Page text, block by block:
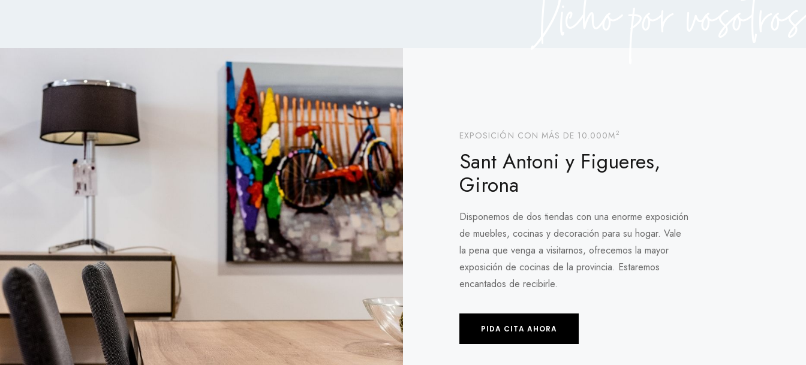
EXPOSICIÓN CON MÁS DE 10.000M2
Sant Antoni y Figueres,
Girona
Disponemos de dos tiendas con una enorme exposición
de muebles, cocinas y decoración para su hogar. Vale
la pena que venga a visitarnos, ofrecemos la mayor
exposición de cocinas de la provincia. Estaremos
encantados de recibirle.
PIDA CITA AHORA